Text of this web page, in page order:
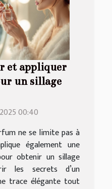
et appliquer
un sillage
00:40
ne se limite pas à
également une
obtenir un sillage
les secrets d’un
trace élégante tout